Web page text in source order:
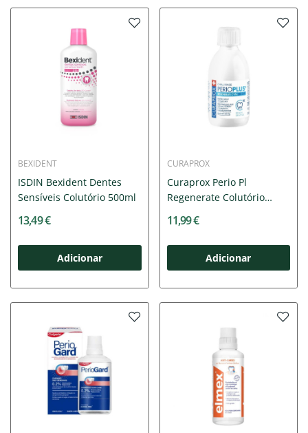
BEXIDENT
ISDIN Bexident Dentes
Sensíveis Colutório 500ml
13,49 €
Adicionar
CURAPROX
Curaprox Perio Pl
Regenerate Colutório
11,99 €
Adicionar